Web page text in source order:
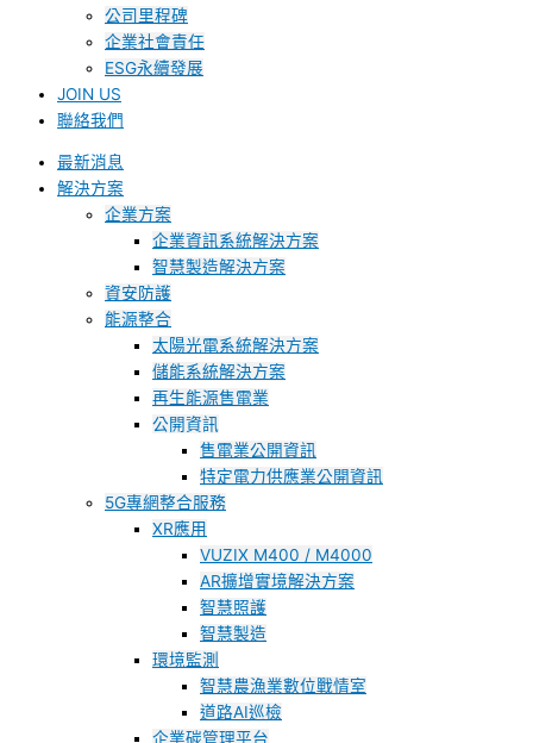
公司里程碑
企業社會責任
ESG永續發展
JOIN US
聯絡我們
最新消息
解決方案
企業方案
企業資訊系統解決方案
智慧製造解決方案
資安防護
能源整合
太陽光電系統解決方案
儲能系統解決方案
再生能源售電業
公開資訊
售電業公開資訊
特定電力供應業公開資訊
5G專網整合服務
XR應用
VUZIX M400 / M4000
AR擴增實境解決方案
智慧照護
智慧製造
環境監測
智慧農漁業數位戰情室
道路AI巡檢
企業碳管理平台